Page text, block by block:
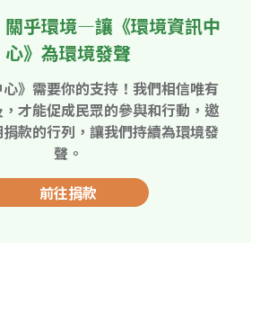
關乎環境—讓《環境資訊中
心》為環境發聲
心》需要你的支持！我們相信唯有
才能促成民眾的參與和行動，邀
款的行列，讓我們持續為環境發
聲。
前往捐款